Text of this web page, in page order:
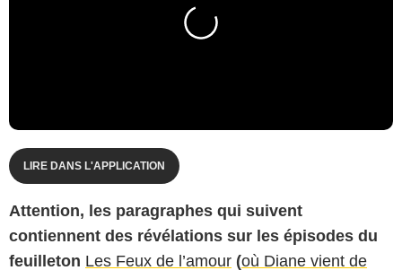
LIRE DANS L'APPLICATION
Attention, les paragraphes qui suivent
contiennent des révélations sur les épisodes du
feuilleton Les Feux de l’amour (où Diane vient de